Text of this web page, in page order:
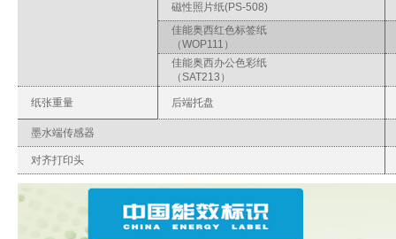
磁性照片纸(PS-508)
佳能奥西红色标签纸
（WOP111）
佳能奥西办公色彩纸
（SAT213）
纸张重量 后端托盘
墨水端传感器
对齐打印头